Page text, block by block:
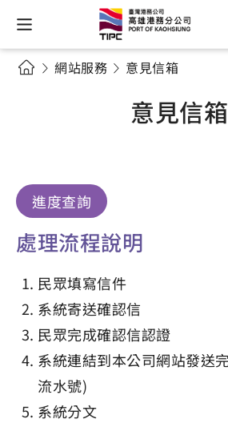
網站服務 意見信箱
意見信箱
進度查詢
處理流程說明
民眾填寫信件
系統寄送確認信
民眾完成確認信認證
系統連結到本公司網站發送
流水號)
系統分文